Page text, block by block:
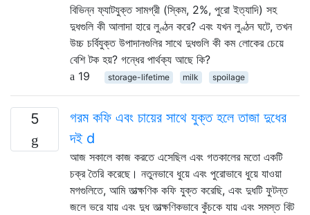
বিভিন্ন ফ্যাটযুক্ত সামগ্রী (স্কিম, 2%, পুরো ইত্যাদি) সহ
দুধগুলি কী আলাদা হারে লুণ্ঠন করে? এবং যখন লুণ্ঠন ঘটে, তখন
উচ্চ চর্বিযুক্ত উপাদানগুলির সাথে দুধগুলি কী কম লোকের চেয়ে
বেশি টক হয়? গন্ধের পার্থক্য আছে কি?
19
storage-lifetime milk spoilage
5
গরম কফি এবং চায়ের সাথে যুক্ত হলে তাজা দুধের
দই d
আজ সকালে কাজ করতে এসেছিল এবং গতকালের মতো একটি
চক্র তৈরি করেছে। নতুনভাবে ধুয়ে এবং পুরোভাবে ধুয়ে যাওয়া
মগগুলিতে, আমি তাত্ক্ষণিক কফি যুক্ত করেছি, এবং দুধটি ফুটন্ত
জলে ভরে যায় এবং দুধ তাত্ক্ষণিকভাবে কুঁচকে যায় এবং সমস্ত বিট